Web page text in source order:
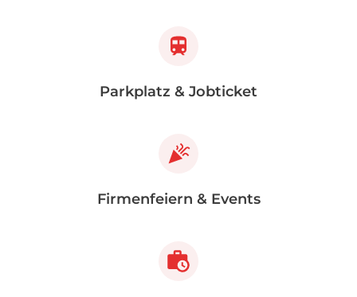
Parkplatz & Jobticket
Firmenfeiern & Events